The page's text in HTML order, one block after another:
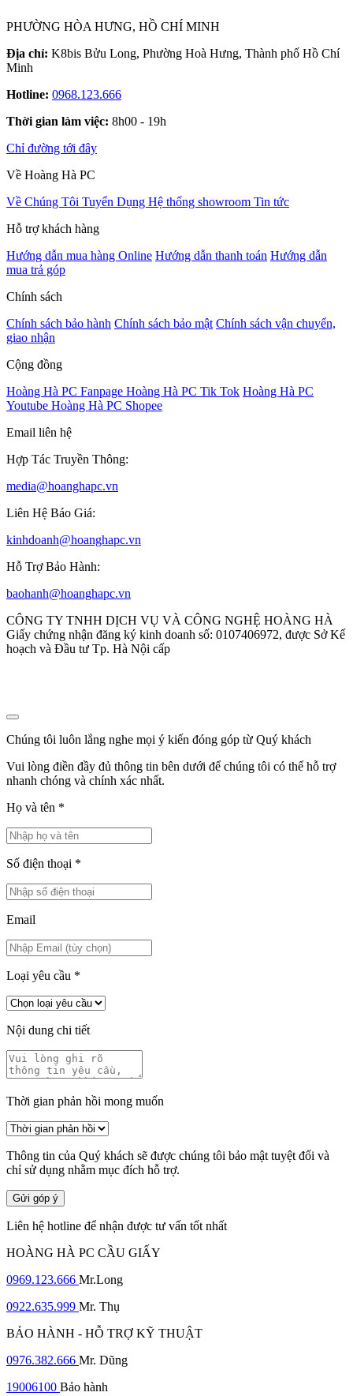
PHƯỜNG HÒA HƯNG, HỒ CHÍ MINH
Địa chỉ: K8bis Bửu Long, Phường Hoà Hưng, Thành phố Hồ Chí
Minh
Hotline: 0968.123.666
Thời gian làm việc: 8h00 - 19h
Chỉ đường tới đây
Về Hoàng Hà PC
Về Chúng Tôi Tuyển Dụng Hệ thống showroom Tin tức
Hỗ trợ khách hàng
Hướng dẫn mua hàng Online Hướng dẫn thanh toán Hướng dẫn
mua trả góp
Chính sách
Chính sách bảo hành Chính sách bảo mật Chính sách vận chuyển,
giao nhận
Cộng đồng
Hoàng Hà PC Fanpage Hoàng Hà PC Tik Tok Hoàng Hà PC
Youtube Hoàng Hà PC Shopee
Email liên hệ
Hợp Tác Truyền Thông:
media@hoanghapc.vn
Liên Hệ Báo Giá:
kinhdoanh@hoanghapc.vn
Hỗ Trợ Bảo Hành:
baohanh@hoanghapc.vn
CÔNG TY TNHH DỊCH VỤ VÀ CÔNG NGHỆ HOÀNG HÀ
Giấy chứng nhận đăng ký kinh doanh số: 0107406972, được Sở Kế
hoạch và Đầu tư Tp. Hà Nội cấp
Chúng tôi luôn lắng nghe mọi ý kiến đóng góp từ Quý khách
Vui lòng điền đầy đủ thông tin bên dưới để chúng tôi có thể hỗ trợ
nhanh chóng và chính xác nhất.
Họ và tên *
Số điện thoại *
Email
Loại yêu cầu *
Nội dung chi tiết
Thời gian phản hồi mong muốn
Thông tin của Quý khách sẽ được chúng tôi bảo mật tuyệt đối và
chỉ sử dụng nhằm mục đích hỗ trợ.
Gửi góp ý
Liên hệ hotline để nhận được tư vấn tốt nhất
HOÀNG HÀ PC CẦU GIẤY
0969.123.666 Mr.Long
0922.635.999 Mr. Thụ
BẢO HÀNH - HỖ TRỢ KỸ THUẬT
0976.382.666 Mr. Dũng
19006100 Bảo hành